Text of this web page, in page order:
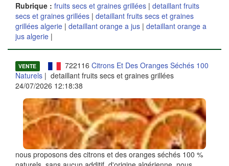
Rubrique : fruits secs et graines grillées | detaillant fruits
secs et graines grillées | detaillant fruits secs et graines
grillées algerie | detaillant orange a jus | detaillant orange a
jus algerie |
VENTE 722116 Citrons Et Des Oranges Séchés 100
Naturels | detaillant fruits secs et graines grillées
24/07/2026 12:18:38
nous proposons des citrons et des oranges séchés 100 %